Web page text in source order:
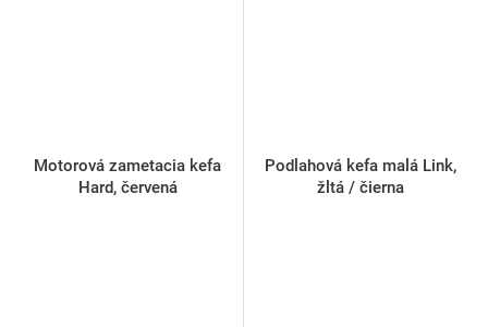
Motorová zametacia kefa
Hard, červená
Podlahová kefa malá Link,
žltá / čierna